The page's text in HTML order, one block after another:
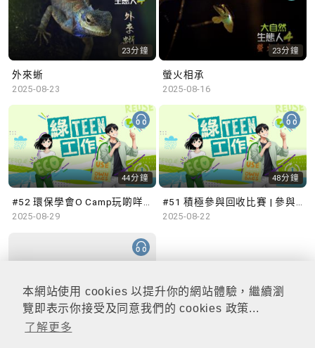
本網站使用 cookies 以提升你的網站體驗，繼續瀏
覽即表示你接受及同意我們的 cookies 政策...
了解更多
23分鐘
外來蜥
2025-08-23
23分鐘
螢火相承
2025-08-16
44分鐘
#52 環保學會O Camp玩啲咩？ | 參與學生: Sammi、Cardi、Charles (香港科技大學 環境管理及科技學生聯會)
2025-08-29
48分鐘
#51 積極參與回收比賽 | 參與學生: 巫巫、Vincy、Thomas (樂善堂顧超文中學) (「SGREEN 校際回收比賽」最積極參與學校獎 中學組銀獎得主)
2025-08-22
47分鐘